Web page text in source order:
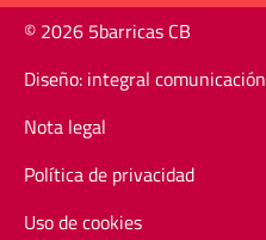
© 2026 5barricas CB
Diseño: integral comunicación
Nota legal
Política de privacidad
Uso de cookies